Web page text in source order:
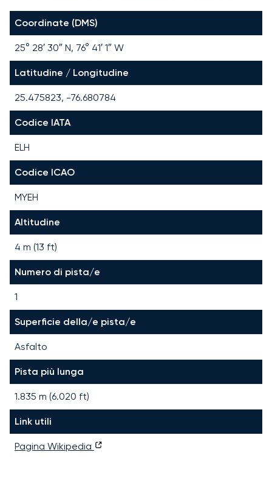
Coordinate (DMS)
25° 28′ 30″ N, 76° 41′ 1″ W
Latitudine / Longitudine
25.475823, -76.680784
Codice IATA
ELH
Codice ICAO
MYEH
Altitudine
4 m (13 ft)
Numero di pista/e
1
Superficie della/e pista/e
Asfalto
Pista più lunga
1.835 m (6.020 ft)
Link utili
Pagina Wikipedia